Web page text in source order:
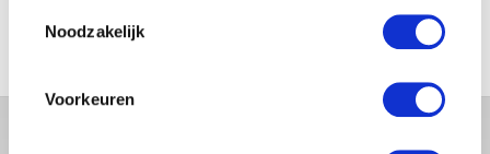
Noodzakelijk
Voorkeuren